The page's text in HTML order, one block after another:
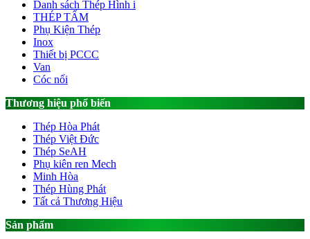
Danh sách Thép Hình i
THÉP TẤM
Phụ Kiện Thép
Inox
Thiết bị PCCC
Van
Cóc nối
Thương hiệu phổ biến
Thép Hòa Phát
Thép Việt Đức
Thép SeAH
Phụ kiên ren Mech
Minh Hòa
Thép Hùng Phát
Tất cả Thương Hiệu
Sản phẩm